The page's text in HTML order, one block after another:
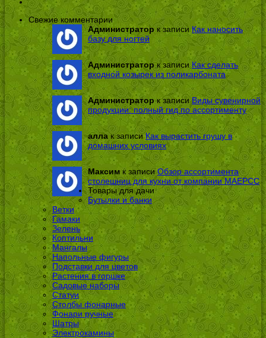
Свежие комментарии
Администратор к записиКак наносить
базу для ногтей
Администраторк записиКак сделать
входной козырек из поликарбоната
Администраторк записиВиды сувенирной
продукции: полный гид по ассортименту
аллак записиКак вырастить грушу в
домашних условиях
Максимк записиОбзор ассортимента
столешниц для кухни от компании МАЕРСС
Товары для дачи
Бутылки и банки
Ветки
Гамаки
Зелень
Коптильни
Мангалы
Напольные фигуры
Подставки для цветов
Растения в горшке
Садовые наборы
Статуи
Столбы фонарные
Фонари ручные
Шатры
Электрокамины